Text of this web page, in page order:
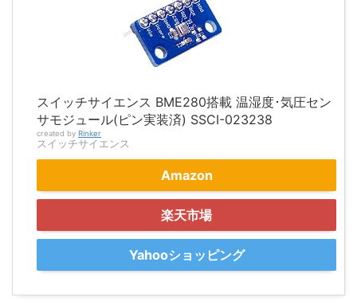
スイッチサイエンス BME280搭載 温湿度･気圧セン
サモジュール(ピン実装済) SSCI-023238
created by Rinker
スイッチサイエンス
Amazon
楽天市場
Yahooショッピング